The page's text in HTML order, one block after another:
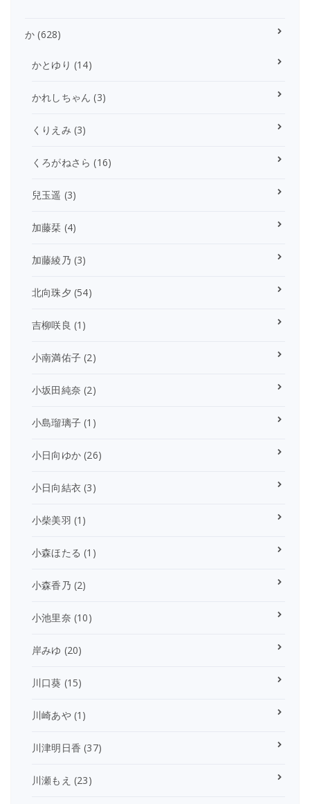
か (628)
かとゆり (14)
かれしちゃん (3)
くりえみ (3)
くろがねさら (16)
兒玉遥 (3)
加藤栞 (4)
加藤綾乃 (3)
北向珠夕 (54)
吉柳咲良 (1)
小南満佑子 (2)
小坂田純奈 (2)
小島瑠璃子 (1)
小日向ゆか (26)
小日向結衣 (3)
小柴美羽 (1)
小森ほたる (1)
小森香乃 (2)
小池里奈 (10)
岸みゆ (20)
川口葵 (15)
川崎あや(1)
川津明日香 (37)
川瀬もえ (23)